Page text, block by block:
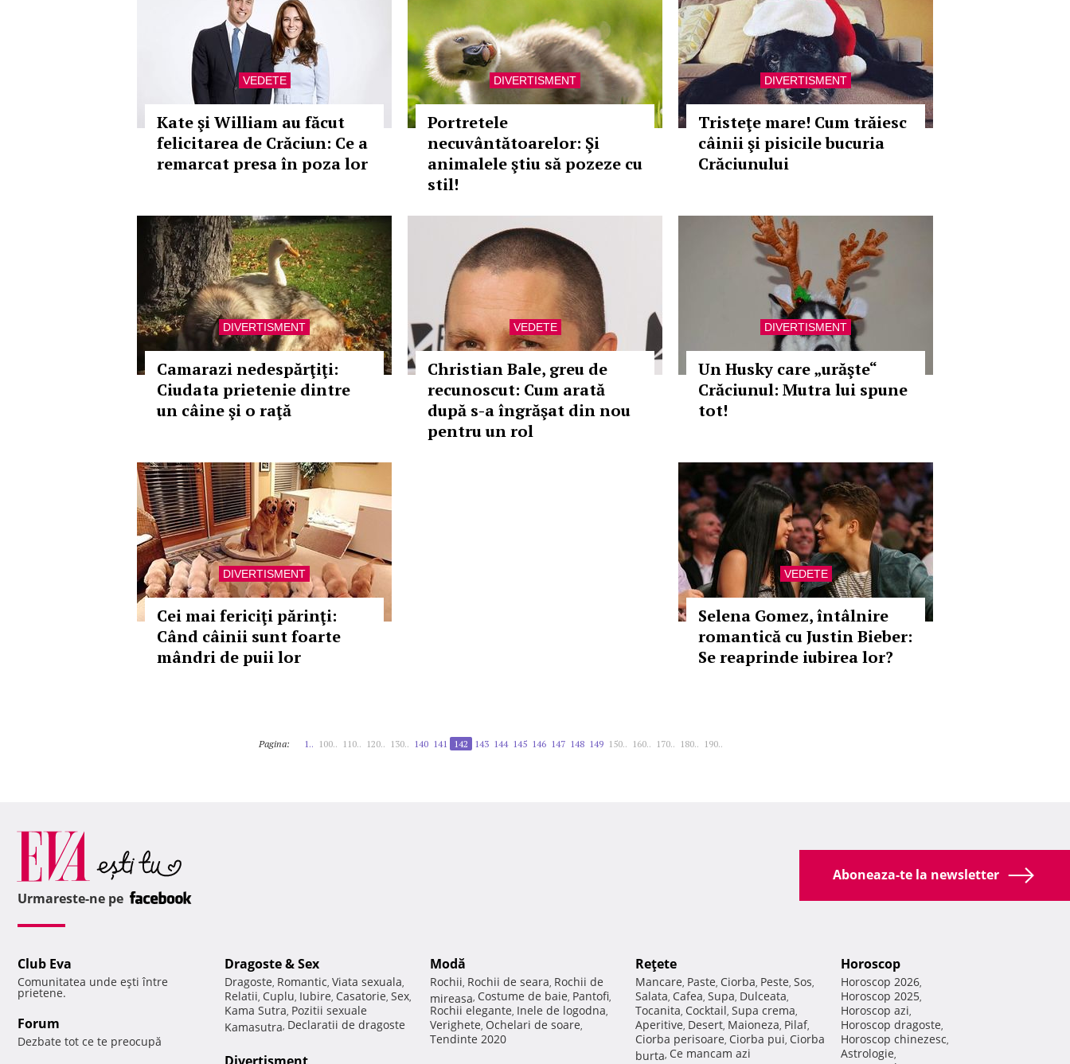
VEDETE
Kate şi William au făcut
felicitarea de Crăciun: Ce a
remarcat presa în poza lor
DIVERTISMENT
Portretele
necuvântătoarelor: Şi
animalele ştiu să pozeze cu
stil!
DIVERTISMENT
Tristeţe mare! Cum trăiesc
câinii şi pisicile bucuria
Crăciunului
DIVERTISMENT
Camarazi nedespărţiţi:
Ciudata prietenie dintre
un câine şi o raţă
VEDETE
Christian Bale, greu de
recunoscut: Cum arată
după s-a îngrăşat din nou
pentru un rol
DIVERTISMENT
Un Husky care „urăşte“
Crăciunul: Mutra lui spune
tot!
DIVERTISMENT
Cei mai fericiţi părinţi:
Când câinii sunt foarte
mândri de puii lor
VEDETE
Selena Gomez, întâlnire
romantică cu Justin Bieber:
Se reaprinde iubirea lor?
Pagina: 1.. 100.. 110.. 120.. 130.. 140 141 142 143 144 145 146 147 148 149 150.. 160.. 170.. 180.. 190..
Aboneaza-te la newsletter
Urmareste-ne pe
Club Eva
Comunitatea unde eşti între
prietene.
Forum
Dezbate tot ce te preocupă
Dragoste & Sex
Dragoste, Romantic, Viata sexuala,
Relatii, Cuplu, Iubire, Casatorie, Sex,
Kama Sutra, Pozitii sexuale
Kamasutra, Declaratii de dragoste
Modă
Rochii, Rochii de seara, Rochii de
mireasa, Costume de baie, Pantofi,
Rochii elegante, Inele de logodna,
Verighete, Ochelari de soare,
Tendinte 2020
Reţete
Mancare, Paste, Ciorba, Peste, Sos,
Salata, Cafea, Supa, Dulceata,
Tocanita, Cocktail, Supa crema,
Aperitive, Desert, Maioneza, Pilaf,
Ciorba perisoare, Ciorba pui, Ciorba
burta, Ce mancam azi
Horoscop
Horoscop 2026,
Horoscop 2025,
Horoscop azi,
Horoscop dragoste,
Horoscop chinezesc,
Astrologie,